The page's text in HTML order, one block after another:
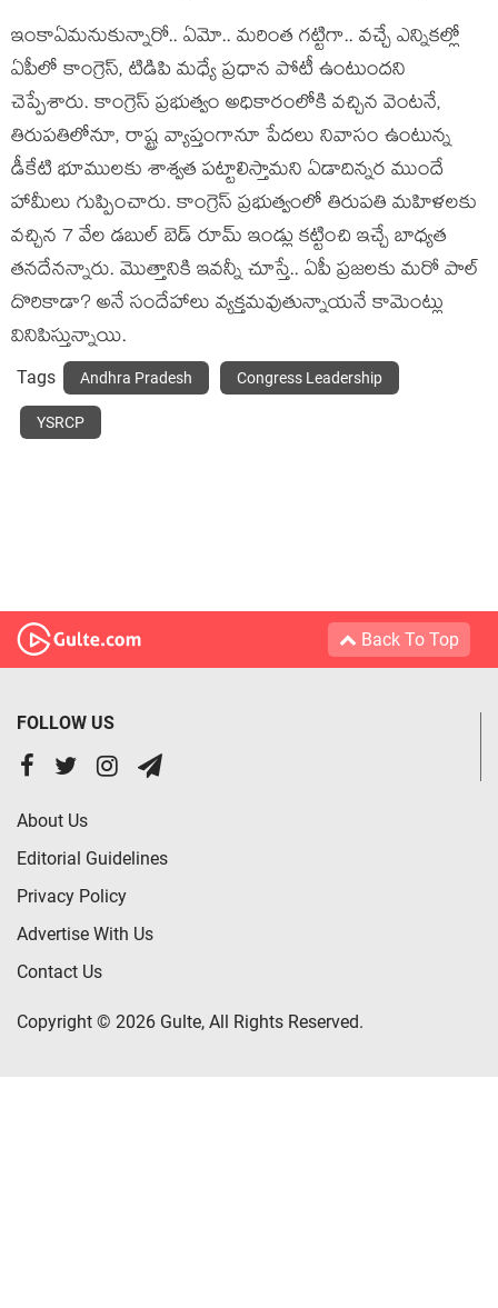
ఇంకాఏమ‌నుకున్నారో.. ఏమో.. మ‌రింత గ‌ట్టిగా.. వ‌చ్చే ఎన్నికల్లో
ఏపీలో కాంగ్రెస్, టిడిపి మధ్యే ప్రధాన పోటీ ఉంటుందని
చెప్పేశారు. కాంగ్రెస్ ప్రభుత్వం అధికారంలోకి వచ్చిన వెంటనే,
తిరుపతిలోనూ, రాష్ట్ర వ్యాప్తంగానూ పేదలు నివాసం ఉంటున్న
డీకేటి భూములకు శాశ్వత పట్టాలిస్తామ‌ని ఏడాదిన్న‌ర ముందే
హామీలు గుప్పించారు. కాంగ్రెస్ ప్రభుత్వంలో తిరుపతి మహిళలకు
వచ్చిన 7 వేల డబుల్ బెడ్ రూమ్ ఇండ్లు కట్టించి ఇచ్చే బాధ్యత
త‌న‌దేన‌న్నారు. మొత్తానికి ఇవ‌న్నీ చూస్తే.. ఏపీ ప్ర‌జ‌ల‌కు మ‌రో పాల్
దొరికాడా? అనే సందేహాలు వ్య‌క్త‌మ‌వుతున్నాయనే కామెంట్లు
వినిపిస్తున్నాయి.
Tags Andhra Pradesh Congress Leadership
YSRCP
Back To Top
FOLLOW US
About Us
Editorial Guidelines
Privacy Policy
Advertise With Us
Contact Us
Copyright © 2026 Gulte, All Rights Reserved.